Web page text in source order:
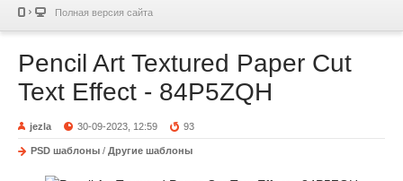
Полная версия сайта
Pencil Art Textured Paper Cut
Text Effect - 84P5ZQH
jezla 30-09-2023, 12:59 93
PSD шаблоны / Другие шаблоны